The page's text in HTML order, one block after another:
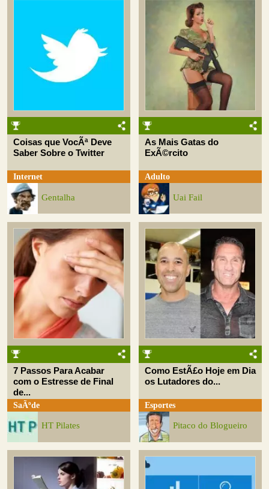
Coisas que VocÃª Deve
Saber Sobre o Twitter
Internet
Gentalha
As Mais Gatas do
ExÃ©rcito
Adulto
Uai Fail
7 Passos Para Acabar
com o Estresse de Final
de...
SaÃºde
HT Pilates
Como EstÃ£o Hoje em Dia
os Lutadores do...
Esportes
Pitaco do Blogueiro